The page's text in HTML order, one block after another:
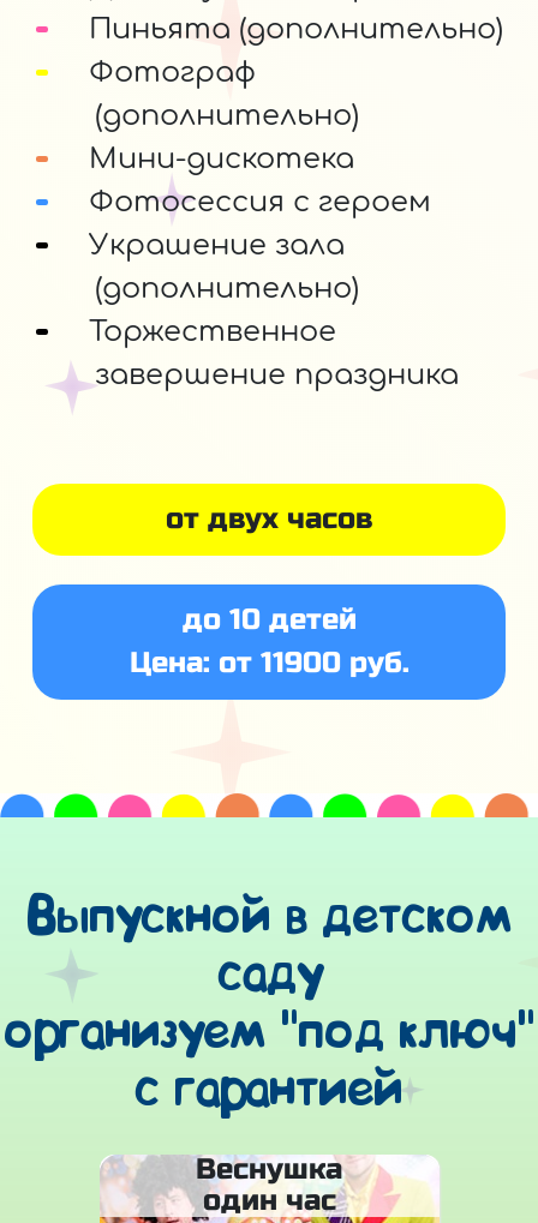
от двух часов
до 10 детей
Цена: от 11900 руб.
Пиньята (дополнительно)
Фотограф
(дополнительно)
Мини-дискотека
Фотосессия с героем
Украшение зала
(дополнительно)
Торжественное
завершение праздника
Выпускной в детском
саду
организуем "под ключ"
с гарантией
Веснушка
один час